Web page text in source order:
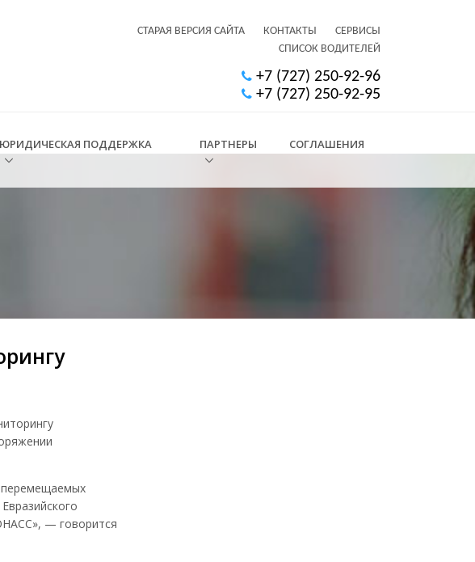
СТАРАЯ ВЕРСИЯ САЙТА КОНТАКТЫ
СЕРВИСЫ
СПИСОК ВОДИТЕЛЕЙ
+7 (727) 250-92-96
+7 (727) 250-92-95
ЮРИДИЧЕСКАЯ ПОДДЕРЖКА ПАРТНЕРЫ СОГЛАШЕНИЯ
перемещаемых
— говорится